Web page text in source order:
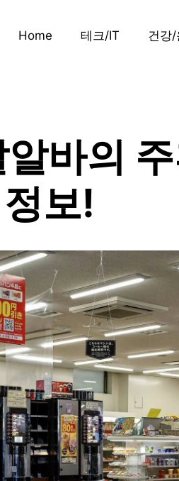
Home 테크/IT 건강/
바의
보!